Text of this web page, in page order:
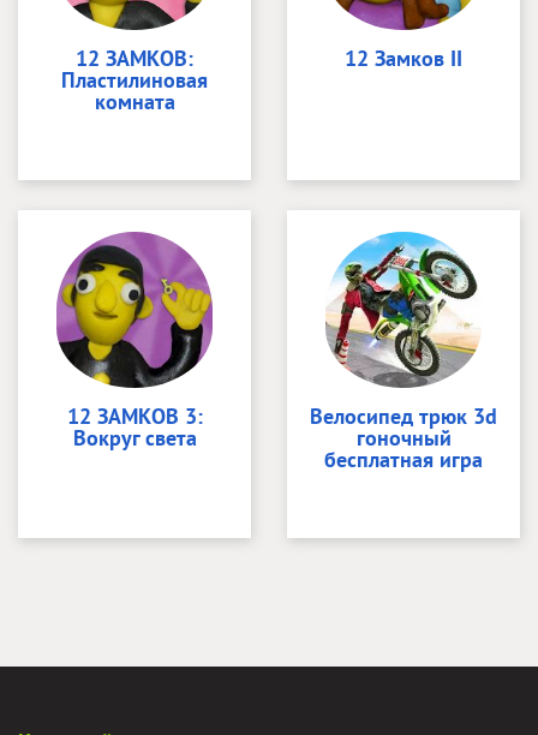
12 ЗАМКОВ:
Пластилиновая
комната
12 Замков II
12 ЗАМКОВ 3:
Вокруг света
Велосипед трюк 3d
гоночный
бесплатная игра